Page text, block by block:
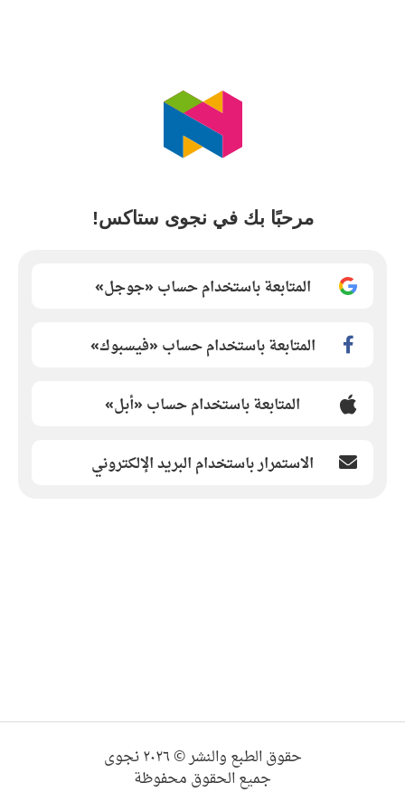
مرحبًا بك في نجوى ستاكس!
المتابعة باستخدام حساب «جوجل»
المتابعة باستخدام حساب «فيسبوك»
المتابعة باستخدام حساب «أبل»
الاستمرار باستخدام البريد الإلكتروني
حقوق الطبع والنشر © ٢٠٢٦ نجوى
جميع الحقوق محفوظة